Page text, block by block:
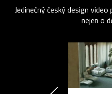
Jedinečný český design
nejen o